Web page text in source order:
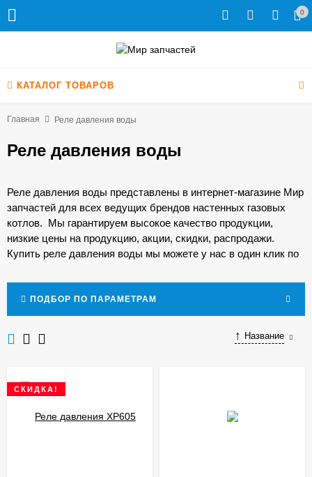
0
КАТАЛОГ ТОВАРОВ
Главная Реле давления воды
Реле давления воды
Реле давления воды представлены в интернет-магазине Мир
запчастей для всех ведущих брендов настенных газовых
котлов. Мы гарантируем высокое качество продукции,
низкие цены на продукцию, акции, скидки, распродажи.
Купить реле давления воды мы можете у нас в один клик по
спецусловия!
ПОДБОР ПО ПАРАМЕТРАМ
Название
СКИДКА!